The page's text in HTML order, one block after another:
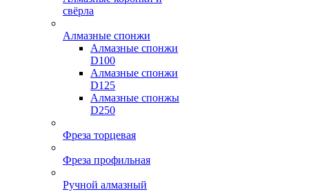
свёрла
Алмазные спонжи
Алмазные спонжи
D100
Алмазные спонжи
D125
Алмазные спонжы
D250
Фреза торцевая
Фреза профильная
Ручной алмазный